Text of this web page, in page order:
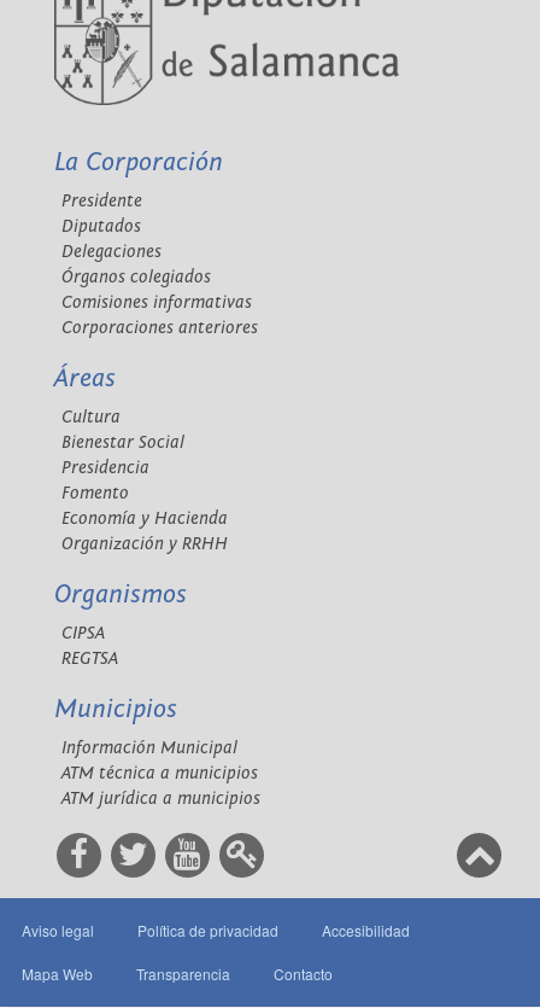
La Corporación
Presidente
Diputados
Delegaciones
Órganos colegiados
Comisiones informativas
Corporaciones anteriores
Áreas
Cultura
Bienestar Social
Presidencia
Fomento
Economía y Hacienda
Organización y RRHH
Organismos
CIPSA
REGTSA
Municipios
Información Municipal
ATM técnica a municipios
ATM jurídica a municipios
Aviso legal Política de privacidad Accesibilidad
Mapa Web Transparencia Contacto